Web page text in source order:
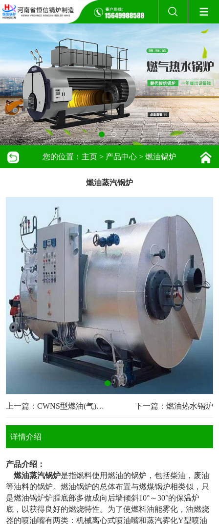
您的位置： 主页 > 产品中心 > 燃油锅炉
燃油蒸汽锅炉
上一篇： CWNS型燃油(气)热水锅炉 下一篇：燃油热水锅炉
详情介绍
产品介绍：
燃油蒸汽锅炉是指燃料使用燃油的锅炉，包括柴油，废油
等油料的锅炉。燃油锅炉的总体布置与燃煤锅炉相类似，只
是燃油锅炉炉膛底部多做成向后墙倾斜10°～30°的保温炉
底，以获得良好的燃烧特性。为了使燃料油能雾化，油燃烧
器的喷油嘴有两类：机械离心式喷油嘴和蒸汽雾化Y型喷油